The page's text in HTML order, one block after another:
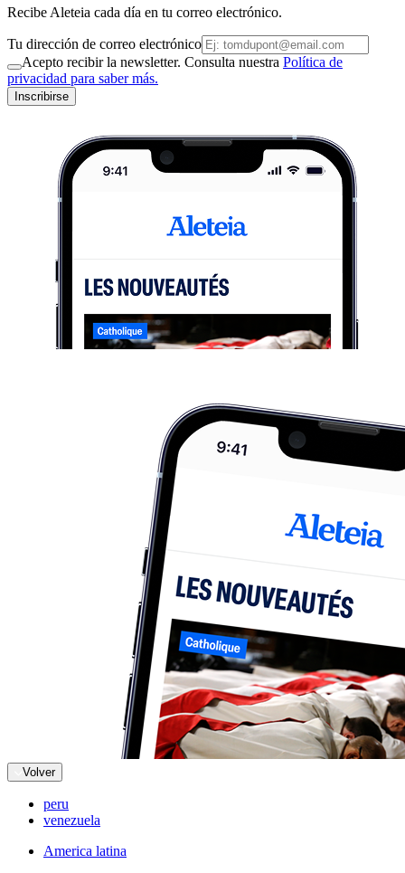
Recibe Aleteia cada día en tu correo electrónico.
Tu dirección de correo electrónico
Acepto recibir la newsletter. Consulta nuestra Política de
privacidad para saber más.
Inscribirse
Volver
peru
venezuela
America latina